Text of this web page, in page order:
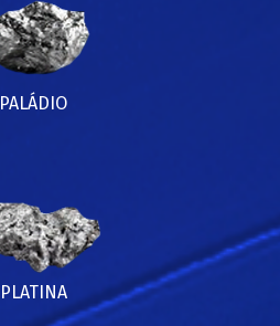
PALÁDIO
PLATINA